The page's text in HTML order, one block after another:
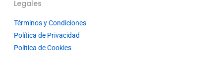
Legales
Términos y Condiciones
Política de Privacidad
Política de Cookies